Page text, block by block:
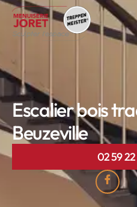
Escalier bois
Beuzeville
02 59